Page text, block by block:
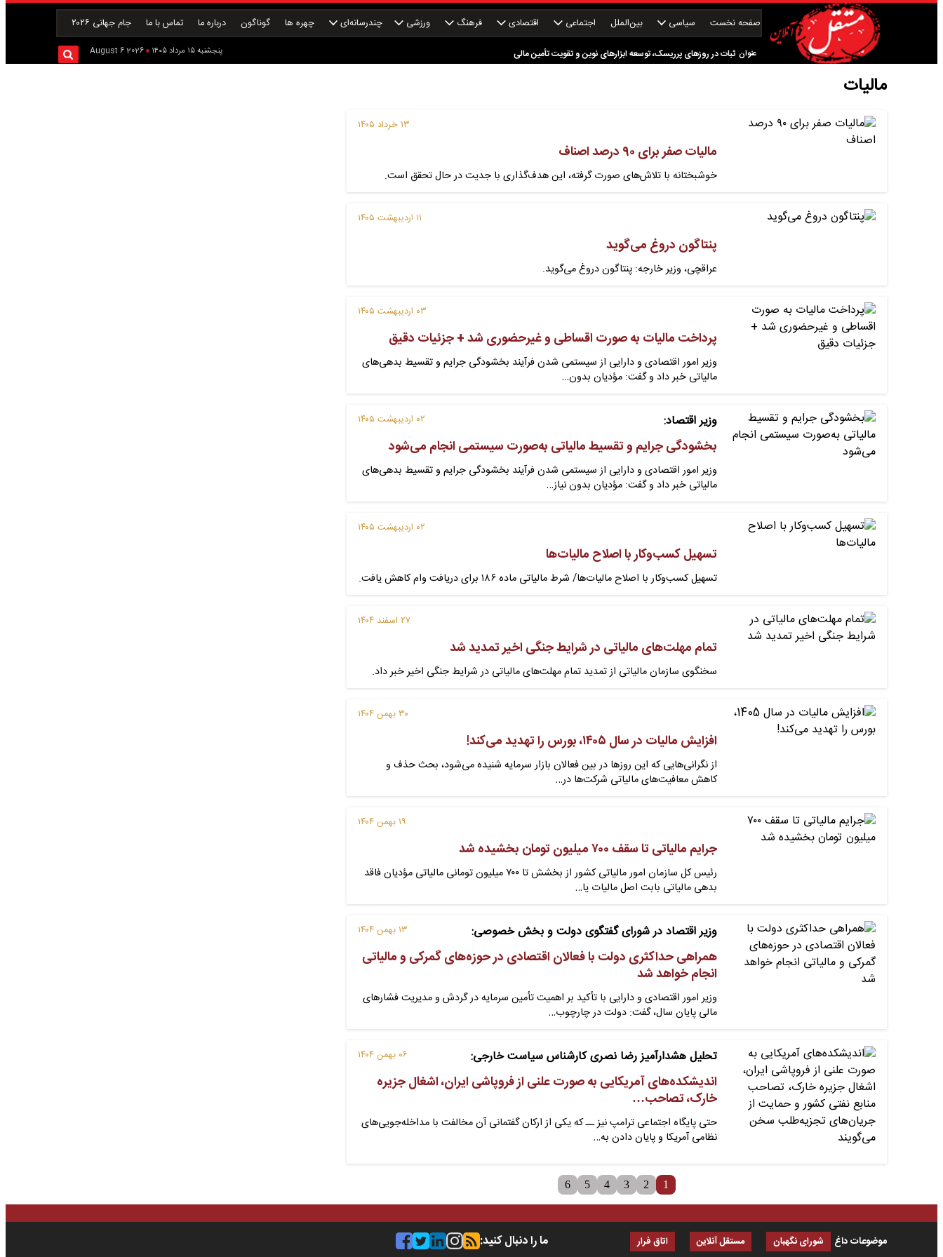
صفحه نخست سیاسی بین‌الملل اجتماعی اقتصادی فرهنگ ورزشی چندرسانه‌ای چهره ها گوناگون درباره ما تماس با ما جام جهانی ۲۰۲۶
عنوان
رشد اقتصادی آمریکا در سه‌ماهه دوم کند شد
ثبات در روزهای پرریسک، توسعه ابزارهای نوین و تقویت تأمین مالی
پنجشنبه ۱۵ مرداد ۱۴۰۵ 2026 August 6
مالیات
۱۳ خرداد ۱۴۰۵
مالیات صفر برای ۹۰ درصد اصناف
خوشبختانه با تلاش‌های صورت گرفته، این هدف‌گذاری با جدیت در حال تحقق است.
۱۱ اردیبهشت ۱۴۰۵
پنتاگون دروغ می‌گوید
عراقچی، وزیر خارجه: پنتاگون دروغ می‌گوید.
۰۳ اردیبهشت ۱۴۰۵
پرداخت مالیات به صورت اقساطی و غیرحضوری شد + جزئیات دقیق
​وزیر امور اقتصادی و دارایی از سیستمی شدن فرآیند بخشودگی جرایم و تقسیط بدهی‌های
مالیاتی خبر داد و گفت: مؤدیان بدون…
وزیر اقتصاد: ۰۲ اردیبهشت ۱۴۰۵
بخشودگی جرایم و تقسیط مالیاتی به‌صورت سیستمی انجام می‌شود
وزیر امور اقتصادی و دارایی از سیستمی شدن فرآیند بخشودگی جرایم و تقسیط بدهی‌های
مالیاتی خبر داد و گفت: مؤدیان بدون نیاز…
۰۲ اردیبهشت ۱۴۰۵
تسهیل کسب‌وکار با اصلاح مالیات‌ها
تسهیل کسب‌وکار با اصلاح مالیات‌ها/ شرط مالیاتی ماده ۱۸۶ برای دریافت وام کاهش یافت.
۲۷ اسفند ۱۴۰۴
تمام مهلت‌های مالیاتی در شرایط جنگی اخیر تمدید شد
سخنگوی سازمان مالیاتی از تمدید تمام مهلت‌های مالیاتی در شرایط جنگی اخیر خبر داد.
۳۰ بهمن ۱۴۰۴
افزایش مالیات در سال ۱۴۰۵، بورس را تهدید می‌کند!
از نگرانی‌هایی که این روزها در بین فعالان بازار سرمایه شنیده می‌شود، بحث حذف و
کاهش معافیت‌های مالیاتی شرکت‌ها در…
۱۹ بهمن ۱۴۰۴
جرایم مالیاتی تا سقف ۷۰۰ میلیون تومان بخشیده شد
رئیس کل سازمان امور مالیاتی کشور از بخشش تا ۷۰۰ میلیون تومانی مالیاتی مؤدیان فاقد
بدهی مالیاتی بابت اصل مالیات یا…
وزیر اقتصاد در شورای گفتگوی دولت و بخش خصوصی: ۱۳ بهمن ۱۴۰۴
همراهی حداکثری دولت با فعالان اقتصادی در حوزه‌های گمرکی و مالیاتی
انجام خواهد شد
وزیر امور اقتصادی و دارایی با تأکید بر اهمیت تأمین سرمایه در گردش و مدیریت فشارهای
مالی پایان سال، گفت: دولت در چارچوب…
تحلیل هشدارآمیز رضا نصری کارشناس سیاست خارجی: ۰۶ بهمن ۱۴۰۴
اندیشکده‌های آمریکایی به صورت علنی از فروپاشی ایران، اشغال جزیره
خارک، تصاحب…
حتی پایگاه اجتماعی ترامپ نیز ــ که یکی از ارکان گفتمانی آن مخالفت با مداخله‌جویی‌های
نظامی آمریکا و پایان دادن به…
1
2
3
4
5
6
موضوعات داغ شورای نگهبان مستقل آنلاین اتاق فرار ما را دنبال کنید: